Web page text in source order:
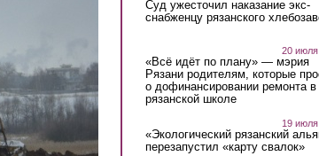
Суд ужесточил наказание экс-
снабженцу рязанского
20
«Всё идёт по плану» — мэрия
Рязани родителям, которые
о дофинансировании ремонта в
рязанской школе
19
«Экологический рязанский
перезапустил «карту свалок»